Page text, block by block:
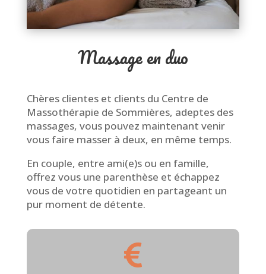
Massage en duo
Chères clientes et clients du Centre de
Massothérapie de Sommières, adeptes des
massages, vous pouvez maintenant venir
vous faire masser à deux, en même temps.
En couple, entre ami(e)s ou en famille,
offrez vous une parenthèse et échappez
vous de votre quotidien en partageant un
pur moment de détente.
